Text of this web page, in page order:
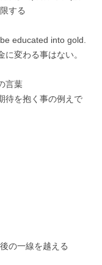
する
educated into gold.
変わる事はない。
言葉
待を抱く事の例えで
の一線を越える